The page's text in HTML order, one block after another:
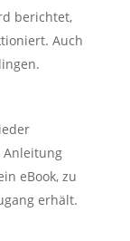
berichtet,
Auch
Anleitung
eBook, zu
erhält.